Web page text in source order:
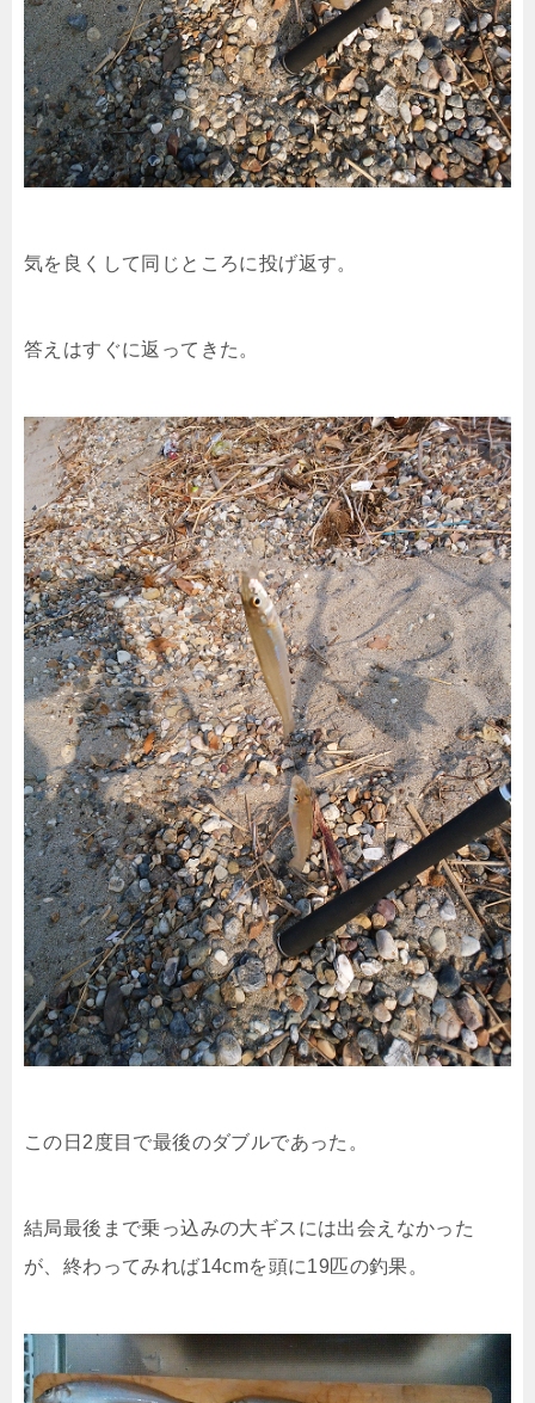
気を良くして同じところに投げ返す。
答えはすぐに返ってきた。
この日2度目で最後のダブルであった。
結局最後まで乗っ込みの大ギスには出会えなかった
が、終わってみれば14cmを頭に19匹の釣果。